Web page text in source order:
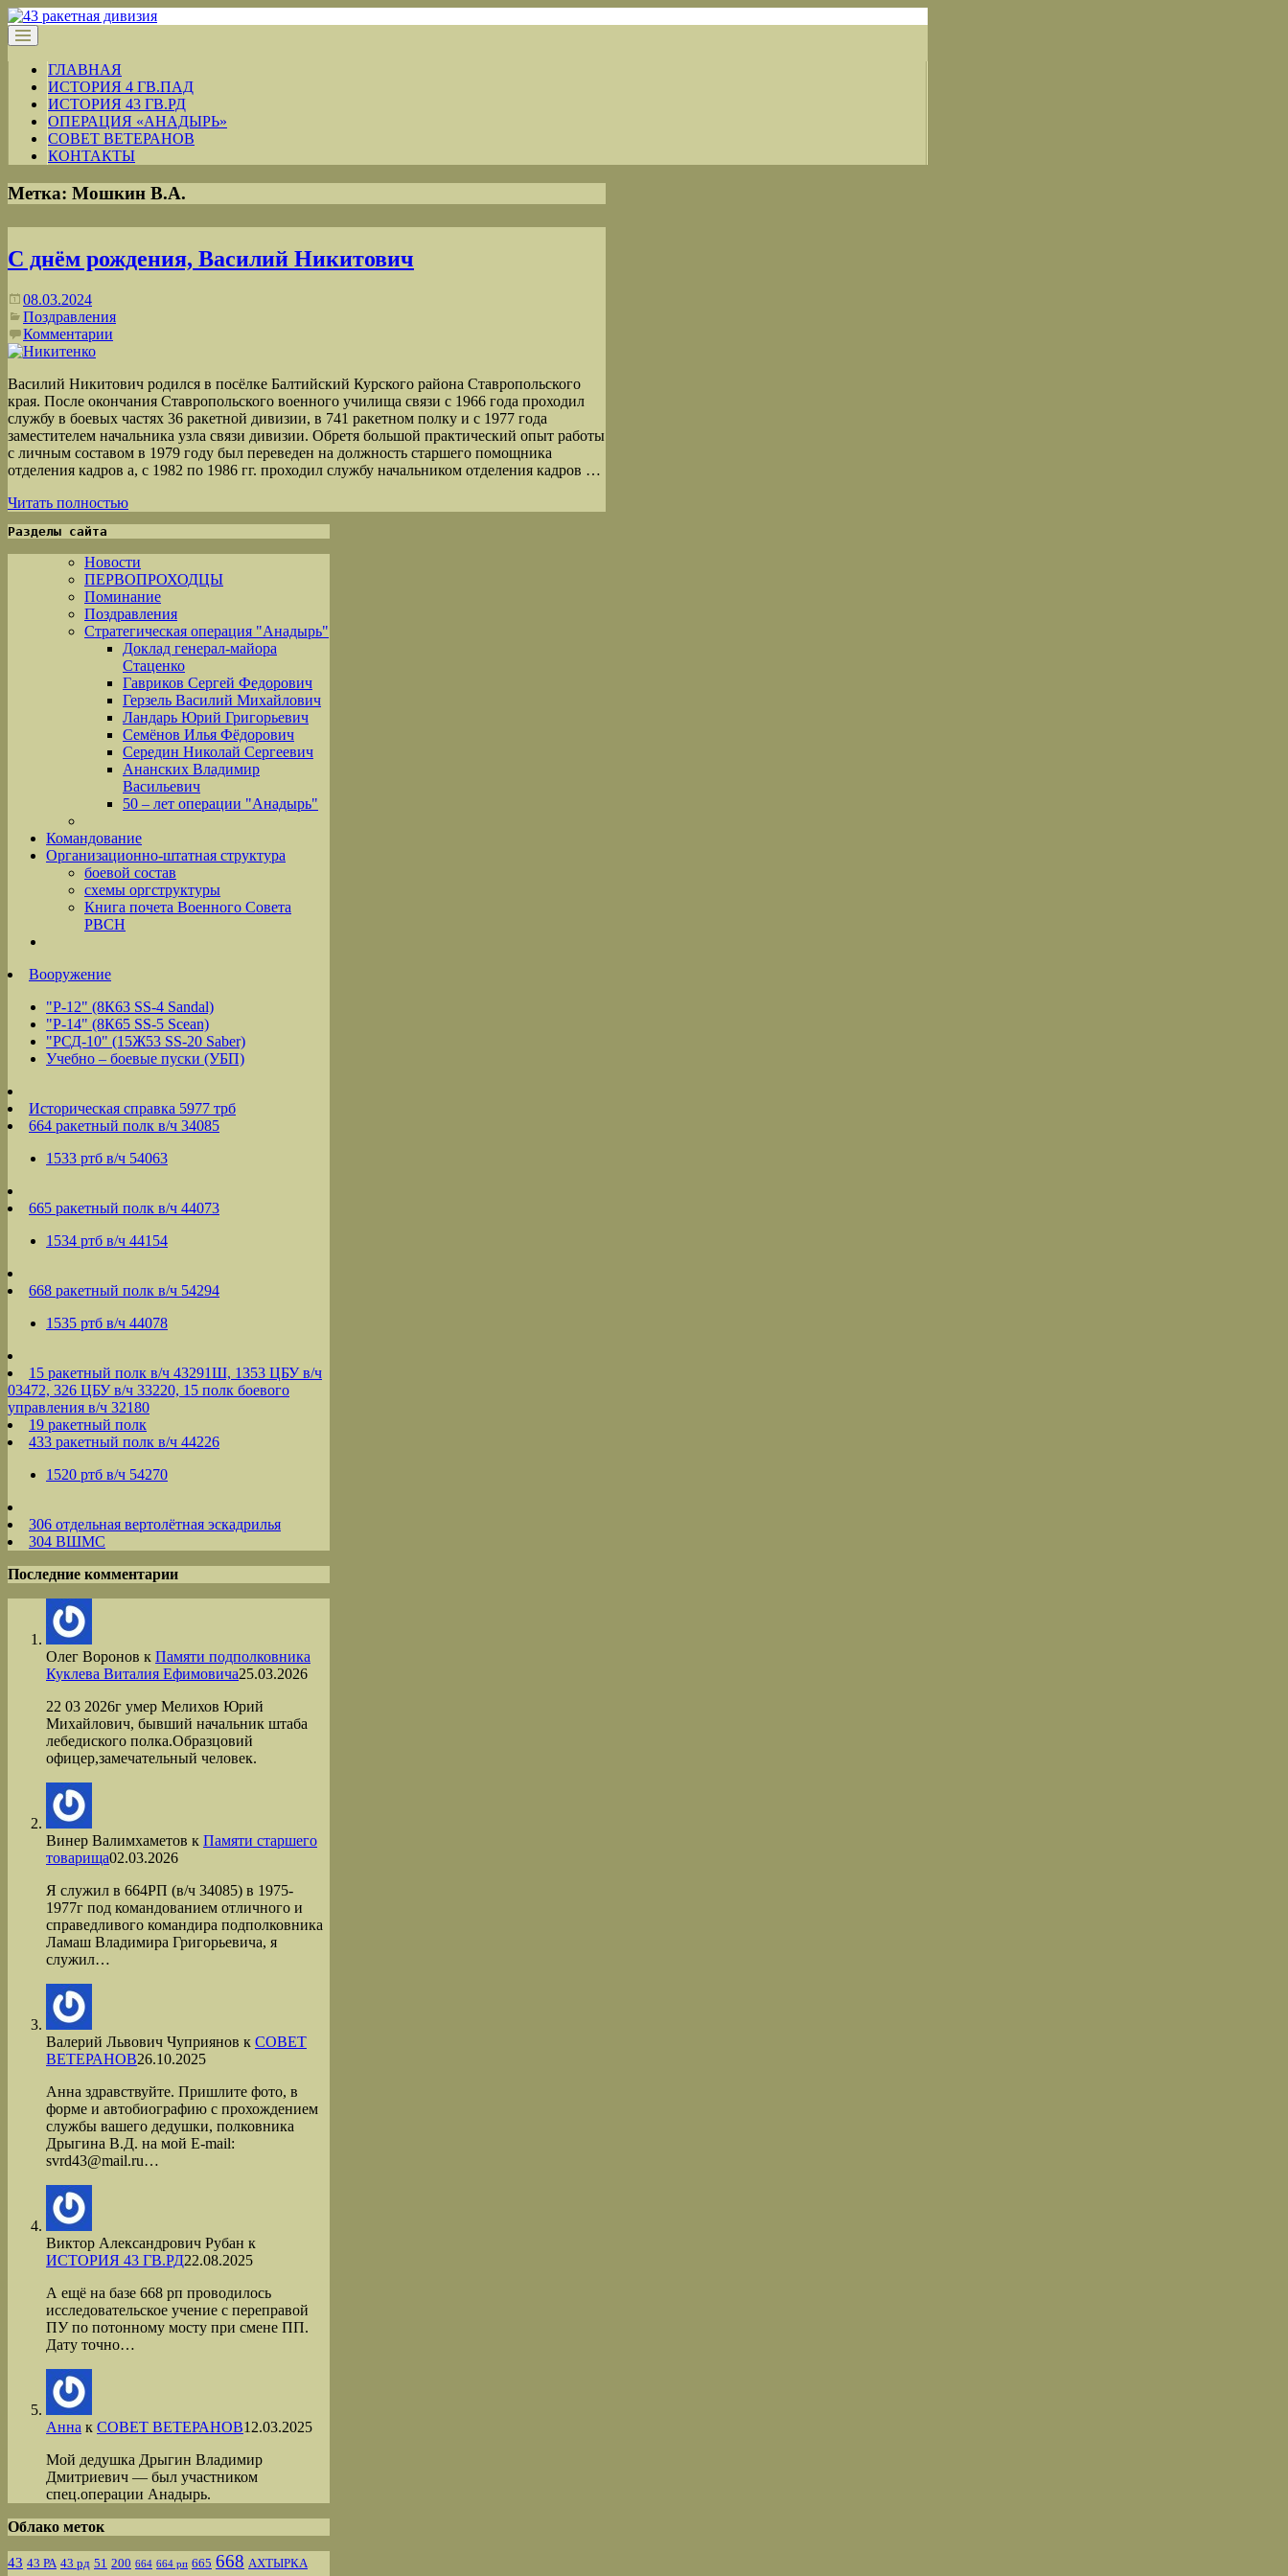
ГЛАВНАЯ
ИСТОРИЯ 4 ГВ.ПАД
ИСТОРИЯ 43 ГВ.РД
ОПЕРАЦИЯ «АНАДЫРЬ»
СОВЕТ ВЕТЕРАНОВ
КОНТАКТЫ
Метка: Мошкин В.А.
С днём рождения, Василий Никитович
08.03.2024
Поздравления
Комментарии
Василий Никитович родился в посёлке Балтийский Курского района Ставропольского
края. После окончания Ставропольского военного училища связи с 1966 года проходил
службу в боевых частях 36 ракетной дивизии, в 741 ракетном полку и с 1977 года
заместителем начальника узла связи дивизии. Обретя большой практический опыт работы
с личным составом в 1979 году был переведен на должность старшего помощника
отделения кадров а, с 1982 по 1986 гг. проходил службу начальником отделения кадров …
Читать полностью
Разделы сайта
Новости
ПЕРВОПРОХОДЦЫ
Поминание
Поздравления
Стратегическая операция "Анадырь"
Доклад генерал-майора
Стаценко
Гавриков Сергей Федорович
Герзель Василий Михайлович
Ландарь Юрий Григорьевич
Семёнов Илья Фёдорович
Середин Николай Сергеевич
Ананских Владимир
Васильевич
50 – лет операции "Анадырь"
Командование
Организационно-штатная структура
боевой состав
схемы оргструктуры
Книга почета Военного Совета
РВСН
Вооружение
"Р-12" (8К63 SS-4 Sandal)
"Р-14" (8К65 SS-5 Scean)
"РСД-10" (15Ж53 SS-20 Saber)
Учебно – боевые пуски (УБП)
Историческая справка 5977 трб
664 ракетный полк в/ч 34085
1533 ртб в/ч 54063
665 ракетный полк в/ч 44073
1534 ртб в/ч 44154
668 ракетный полк в/ч 54294
1535 ртб в/ч 44078
15 ракетный полк в/ч 43291Ш, 1353 ЦБУ в/ч
03472, 326 ЦБУ в/ч 33220, 15 полк боевого
управления в/ч 32180
19 ракетный полк
433 ракетный полк в/ч 44226
1520 ртб в/ч 54270
306 отдельная вертолётная эскадрилья
304 ВШМС
Последние комментарии
Олег Воронов к Памяти подполковника
Куклева Виталия Ефимовича25.03.2026
22 03 2026г умер Мелихов Юрий
Михайлович, бывший начальник штаба
лебедиского полка.Образцовий
офицер,замечательный человек.
Винер Валимхаметов к Памяти старшего
товарища02.03.2026
Я служил в 664РП (в/ч 34085) в 1975-
1977г под командованием отличного и
справедливого командира подполковника
Ламаш Владимира Григорьевича, я
служил…
Валерий Львович Чуприянов к СОВЕТ
ВЕТЕРАНОВ26.10.2025
Анна здравствуйте. Пришлите фото, в
форме и автобиографию с прохождением
службы вашего дедушки, полковника
Дрыгина В.Д. на мой Е-mail:
svrd43@mail.ru…
Виктор Александрович Рубан к
ИСТОРИЯ 43 ГВ.РД22.08.2025
А ещё на базе 668 рп проводилось
исследовательское учение с переправой
ПУ по потонному мосту при смене ПП.
Дату точно…
Анна к СОВЕТ ВЕТЕРАНОВ12.03.2025
Мой дедушка Дрыгин Владимир
Дмитриевич — был участником
спец.операции Анадырь.
Облако меток
43 43 РА 43 рд 51 200 664 664 рп 665 668 АХТЫРКА